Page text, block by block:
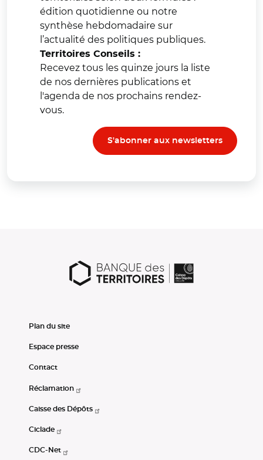
édition quotidienne ou notre
synthèse hebdomadaire sur
l’actualité des politiques publiques.
Territoires Conseils :
Recevez tous les quinze jours la liste
de nos dernières publications et
l'agenda de nos prochains rendez-
vous.
S'abonner aux newsletters
Plan du site
Espace presse
Contact
Réclamation
Caisse des Dépôts
Ciclade
CDC-Net